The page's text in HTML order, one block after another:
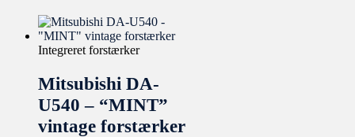
Integreret forstærker
Mitsubishi DA-
U540 – “MINT”
vintage forstærker